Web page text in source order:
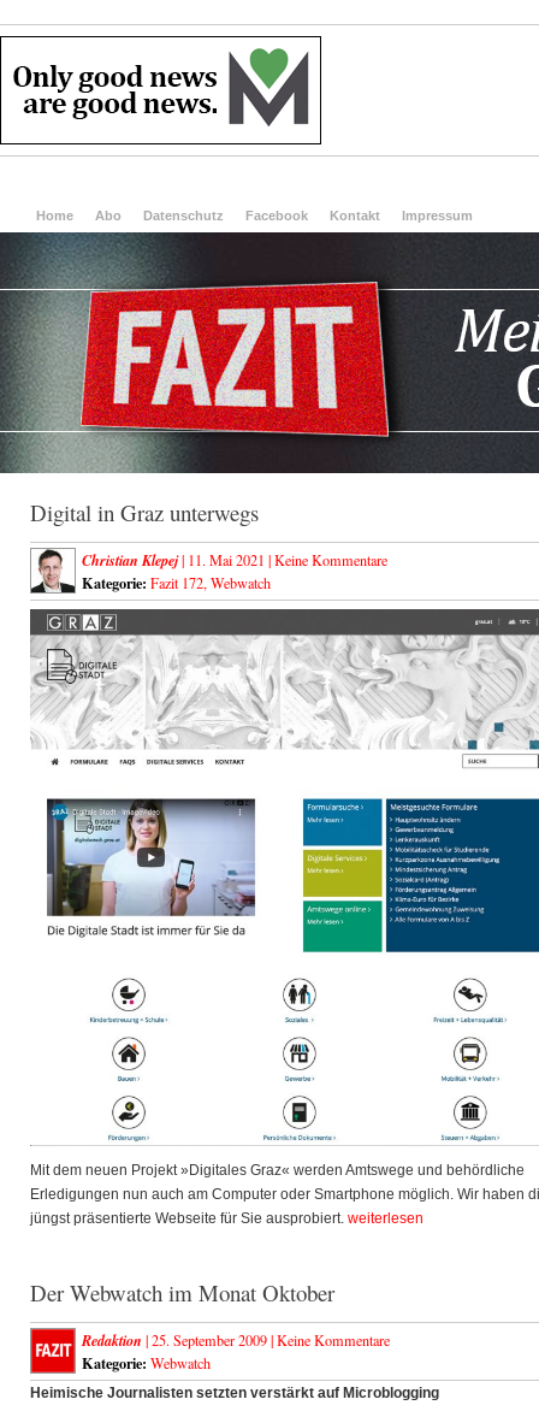
Home Abo Datenschutz Facebook Kontakt Impressum
Digital in Graz unterwegs
Christian Klepej| 11. Mai 2021 |Keine Kommentare
Kategorie: Fazit 172, Webwatch
Mit dem neuen Projekt »Digitales Graz« werden Amtswege und behördliche
Erledigungen nun auch am Computer oder Smartphone möglich. Wir haben
jüngst präsentierte Webseite für Sie ausprobiert. weiterlesen
Der Webwatch im Monat Oktober
Redaktion | 25. September 2009 |Keine Kommentare
Kategorie: Webwatch
Heimische Journalisten setzten verstärkt auf Microblogging